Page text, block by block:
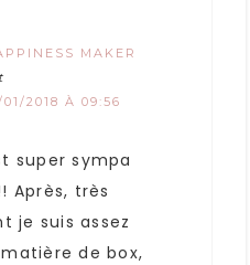
MAKER
01/2018 À 09:56
super sympa
Après, très
je suis assez
de box,